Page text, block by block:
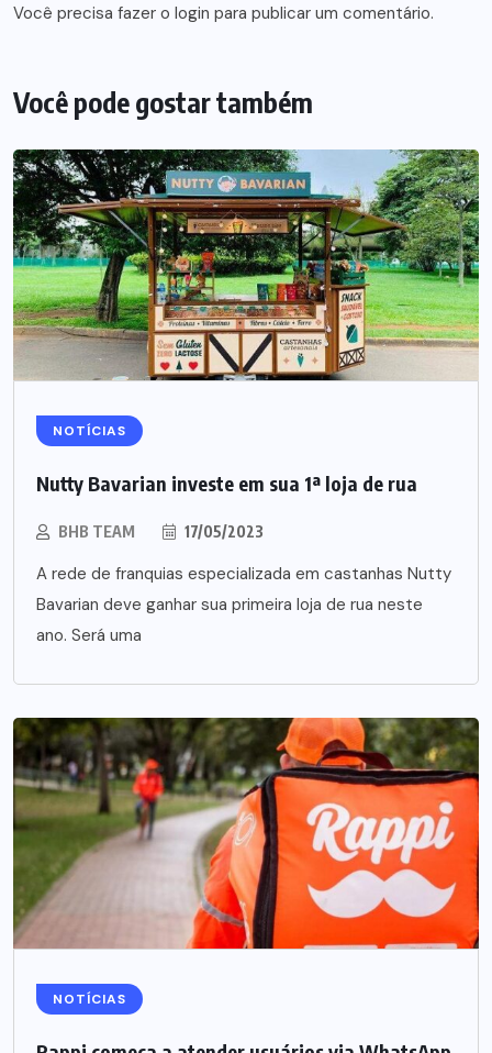
Você precisa fazer o login para publicar um comentário.
Você pode gostar também
NOTÍCIAS
Nutty Bavarian investe em sua 1ª loja de rua
BHB TEAM 17/05/2023
A rede de franquias especializada em castanhas Nutty
Bavarian deve ganhar sua primeira loja de rua neste
ano. Será uma
NOTÍCIAS